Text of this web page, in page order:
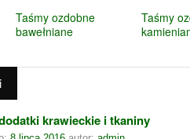
Taśmy ozdobne
bawełniane
Taśmy
krawieckie i tkaniny